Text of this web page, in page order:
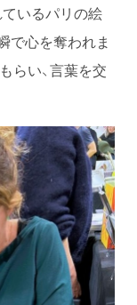
いるパリの絵
で心を奪われま
らい、言葉を交